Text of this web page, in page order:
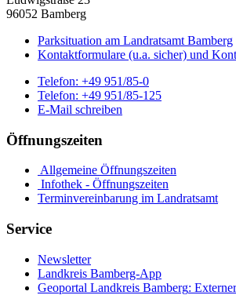
96052 Bamberg
Parksituation am Landratsamt Bamberg
Kontaktformulare (u.a. sicher) und
Telefon: +49 951/85-0
Telefon: +49 951/85-125
E-Mail schreiben
Öffnungszeiten
Allgemeine Öffnungszeiten
Infothek - Öffnungszeiten
Terminvereinbarung im Landratsamt
Service
Newsletter
Landkreis Bamberg-App
Geoportal Landkreis Bamberg: